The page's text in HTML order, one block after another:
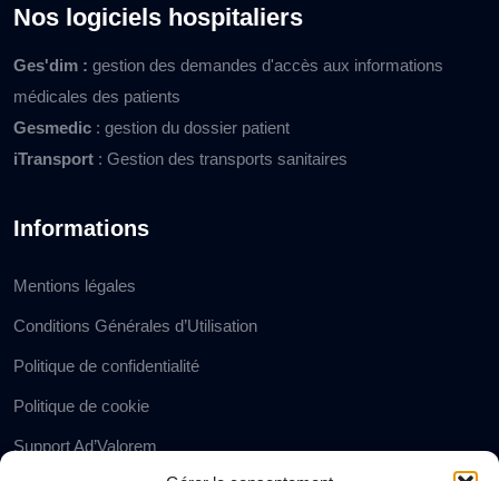
Nos logiciels hospitaliers
Ges'dim : gestion des demandes d'accès aux informations
médicales des patients
Gesmedic : gestion du dossier patient
iTransport : Gestion des transports sanitaires
Informations
Mentions légales
Conditions Générales d’Utilisation
Politique de confidentialité
Politique de cookie
Support Ad’Valorem